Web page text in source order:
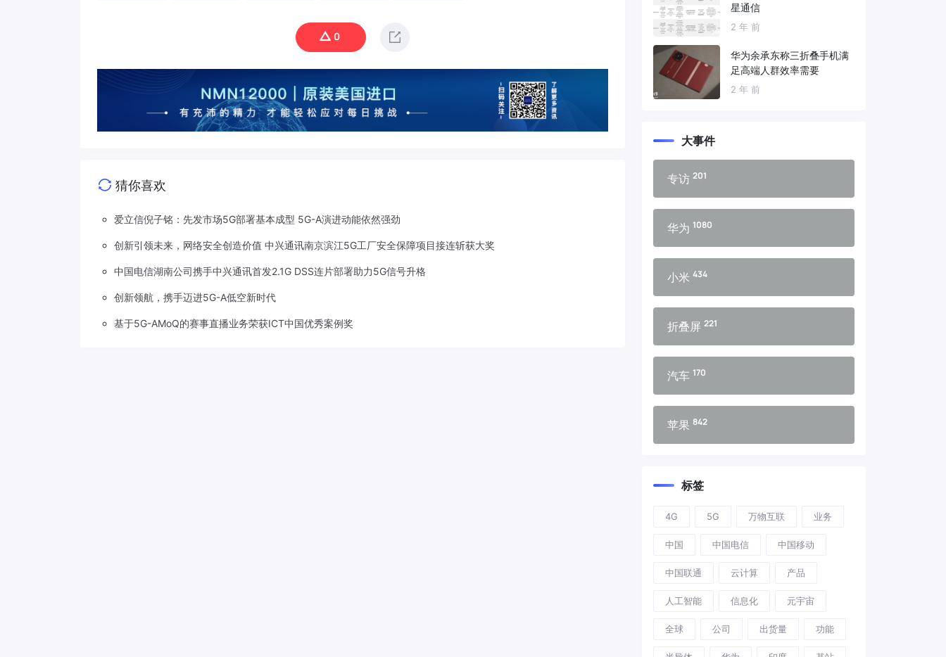
0
猜你喜欢
爱立信倪子铭：先发市场5G部署基本成型 5G-A演进动能依然强劲
创新引领未来，网络安全创造价值 中兴通讯南京滨江5G工厂安全保障项目接连斩获大奖
中国电信湖南公司携手中兴通讯首发2.1G DSS连片部署助力5G信号升格
创新领航，携手迈进5G-A低空新时代
基于5G-AMoQ的赛事直播业务荣获ICT中国优秀案例奖
星通信
2 年 前
华为余承东称三折叠手机满
足高端人群效率需要
2 年 前
大事件
专访 201
华为 1080
小米 434
折叠屏 221
汽车 170
苹果 842
标签
4G 5G 万物互联 业务
中国 中国电信 中国移动
中国联通 云计算 产品
人工智能 信息化 元宇宙
全球 公司 出货量 功能